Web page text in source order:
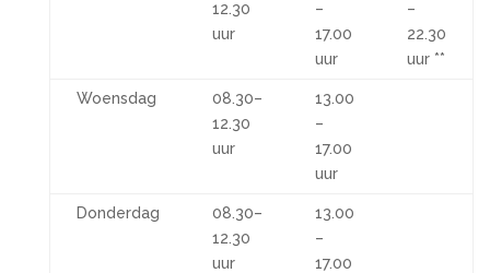
12.30
uur
–
17.00
uur
–
22.30
uur **
Woensdag
08.30–
12.30
uur
13.00
–
17.00
uur
Donderdag
08.30–
12.30
uur
13.00
–
17.00